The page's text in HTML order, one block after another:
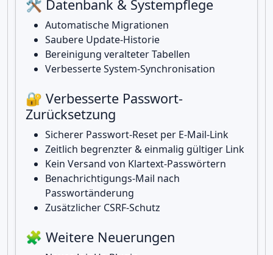
🛠️ Datenbank & Systempflege
Automatische Migrationen
Saubere Update-Historie
Bereinigung veralteter Tabellen
Verbesserte System-Synchronisation
🔐 Verbesserte Passwort-
Zurücksetzung
Sicherer Passwort-Reset per E-Mail-Link
Zeitlich begrenzter & einmalig gültiger Link
Kein Versand von Klartext-Passwörtern
Benachrichtigungs-Mail nach
Passwortänderung
Zusätzlicher CSRF-Schutz
🧩 Weitere Neuerungen